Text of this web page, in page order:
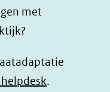
met
helpdesk.